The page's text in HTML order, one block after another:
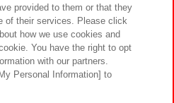
ビリティ サイトポリシー
ブアクセシビリティ方針と検証結果
provided to them or that they
of their services. Please click
how we use cookies and
You have the right to opt
with our partners.
Personal Information] to